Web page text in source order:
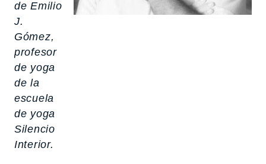
de Emilio
J.
Gómez,
profesor
de yoga
de la
escuela
de yoga
Silencio
Interior.